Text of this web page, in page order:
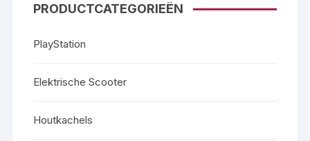
PRODUCTCATEGORIEËN
PlayStation
Elektrische Scooter
Houtkachels